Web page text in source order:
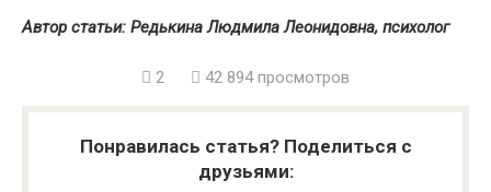
Автор статьи: Редькина Людмила Леонидовна, психолог
2 42 894 просмотров
Понравилась статья? Поделиться с
друзьями: